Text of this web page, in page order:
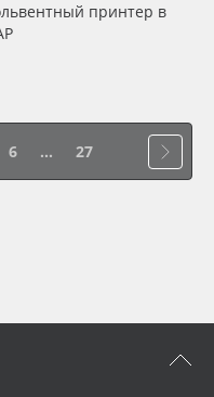
принтер в
6 ... 27